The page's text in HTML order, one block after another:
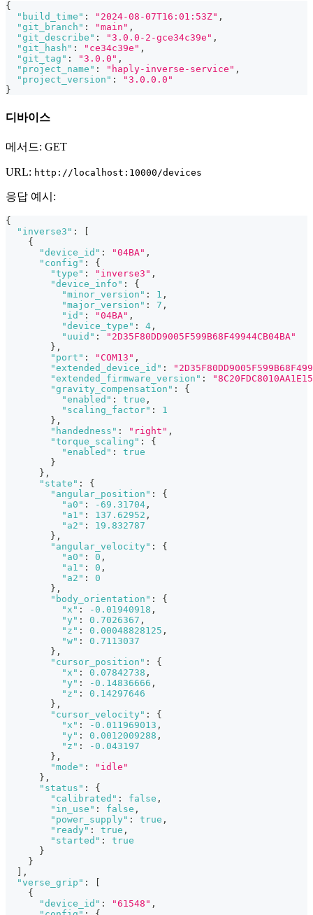
{
"build_time" : "2024-08-07T16:01:53Z" ,
"git_branch" : "main" ,
"git_describe" : "3.0.0-2-gce34c39e" ,
"git_hash" : "ce34c39e" ,
"git_tag" : "3.0.0" ,
"project_name" : "haply-inverse-service" ,
"project_version" :
"3.0.0.0"
}
디바이스
메서드: GET
URL: http://localhost:10000/devices
응답 예시:
{
"inverse3" :
{
"device_id" : "04BA" ,
"config" :
{
"type" : "inverse3" ,
"device_info" :
{
"minor_version" : 1 ,
"major_version" : 7 ,
"id" : "04BA" ,
"device_type" : 4 ,
"uuid" :
"2D35F80DD9005F599B68F49944CB04BA"
} ,
"port" : "COM13" ,
"extended_device_id" :
"extended_firmware_version" :
"gravity_compensation" :
{
"enabled" : true ,
"scaling_factor" :
1
} ,
"handedness" : "right" ,
"torque_scaling" :
{
"enabled" :
true
}
} ,
"state" :
{
"angular_position" :
{
"a0" : -69.31704 ,
"a1" : 137.62952 ,
"a2" :
19.832787
} ,
"angular_velocity" :
{
"a0" : 0 ,
"a1" : 0 ,
"a2" :
0
} ,
"body_orientation" :
{
"x" : -0.01940918 ,
"y" : 0.7026367 ,
"z" : 0.00048828125 ,
"w" :
0.7113037
} ,
"cursor_position" :
{
"x" : 0.07842738 ,
"y" : -0.14836666 ,
"z" :
0.14297646
} ,
"cursor_velocity" :
{
"x" : -0.011969013 ,
"y" : 0.0012009288 ,
"z" :
-0.043197
} ,
"mode" :
"idle"
} ,
"status" :
{
"calibrated" : false ,
"in_use" : false ,
"power_supply" : true ,
"ready" : true ,
"started" :
true
}
}
,
"verse_grip" :
{
"device_id" : "61548" ,